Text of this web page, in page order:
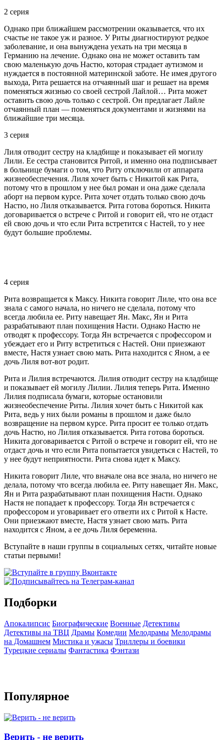
2 серия
Однако при ближайшем рассмотрении оказывается, что их
счастье не такое уж и разное. У Риты диагностируют редкое
заболевание, и она вынуждена уехать на три месяца в
Германию на лечение. Однако она не может оставить там
свою маленькую дочь Настю, которая страдает аутизмом и
нуждается в постоянной материнской заботе. Не имея другого
выхода, Рита решается на отчаянный шаг и решает на время
поменяться жизнью со своей сестрой Лайлой… Рита может
оставить свою дочь только с сестрой. Он предлагает Лайле
отчаянный план — поменяться документами и жизнями на
ближайшие три месяца.
3 серия
Лиля отводит сестру на кладбище и показывает ей могилу
Лили. Ее сестра становится Ритой, и именно она подписывает
в больнице бумаги о том, что Риту отключили от аппарата
жизнеобеспечения. Лиля хочет быть с Никитой как Рита,
потому что в прошлом у нее был роман и она даже сделала
аборт на первом курсе. Рита хочет отдать только свою дочь
Настю, но Лиля отказывается. Рита готова бороться. Никита
договаривается о встрече с Ритой и говорит ей, что не отдаст
ей свою дочь и что если Рита встретится с Настей, то у нее
будут большие проблемы.
4 серия
Рита возвращается к Максу. Никита говорит Лиле, что она все
знала с самого начала, но ничего не сделала, потому что
всегда любила ее. Риту навещает Ян. Макс, Ян и Рита
разрабатывают план похищения Насти. Однако Настю не
отводят к профессору. Тогда Ян встречается с профессором и
убеждает его и Риту встретиться с Настей. Они приезжают
вместе, Настя узнает свою мать. Рита находится с Яном, а ее
дочь Лиля вот-вот родит.
Рита и Лилия встречаются. Лилия отводит сестру на кладбище
и показывает ей могилу Лилии. Лилия теперь Рита. Именно
Лилия подписала бумаги, которые остановили
жизнеобеспечение Риты. Лилия хочет быть с Никитой как
Рита, ведь у них были романы в прошлом и даже было
возвращение на первом курсе. Рита просит ее только отдать
дочь Настю, но Лилия отказывается. Рита готова бороться.
Никита договаривается с Ритой о встрече и говорит ей, что не
отдаст дочь и что если Рита попытается увидеться с Настей, то
у нее будут неприятности. Рита снова идет к Максу.
Никита говорит Лиле, что вначале она все знала, но ничего не
делала, потому что всегда любила ее. Риту навещает Ян. Макс,
Ян и Рита разрабатывают план похищения Насти. Однако
Настя не попадает к профессору. Тогда Ян встречается с
профессором и уговаривает его отвезти их с Ритой к Насте.
Они приезжают вместе, Настя узнает свою мать. Рита
находится с Яном, а ее дочь Лиля беременна.
Вступайте в наши группы в социальных сетях, читайте новые
статьи первыми!
Подборки
Апокалипсис Биографические Военные Детективы
Детективы на ТВЦ Драмы Комедии Мелодрамы Мелодрамы
на Домашнем Мистика и ужасы Триллеры и боевики
Турецкие сериалы Фантастика Фэнтази
Популярное
Верить - не верить